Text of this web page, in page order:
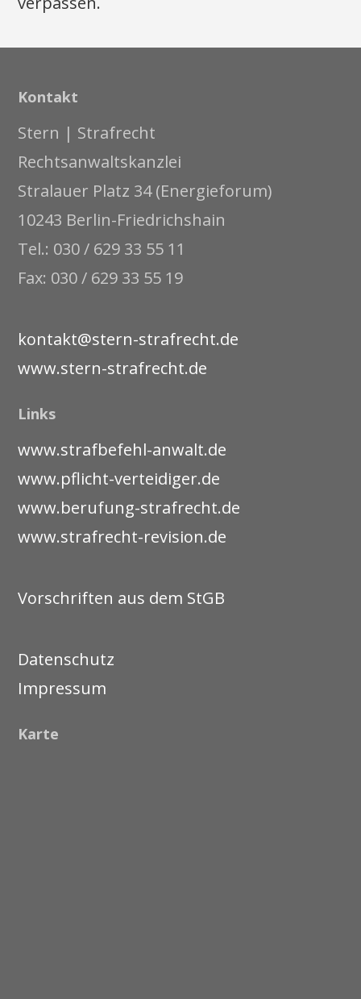
Kontakt
Stern | Strafrecht
Rechtsanwaltskanzlei
Stralauer Platz 34 (Energieforum)
10243 Berlin-Friedrichshain
Tel.: 030 / 629 33 55 11
Fax: 030 / 629 33 55 19
kontakt@stern-strafrecht.de
www.stern-strafrecht.de
Links
www.strafbefehl-anwalt.de
www.pflicht-verteidiger.de
www.berufung-strafrecht.de
www.strafrecht-revision.de
Vorschriften aus dem StGB
Datenschutz
Impressum
Karte